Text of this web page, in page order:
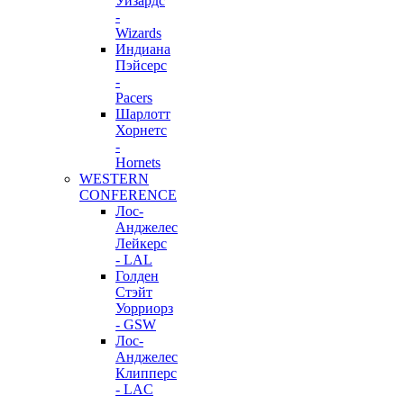
-
Wizards
Индиана
Пэйсерс
-
Pacers
Шарлотт
Хорнетс
-
Hornets
WESTERN
CONFERENCE
Лос-
Анджелес
Лейкерс
- LAL
Голден
Стэйт
Уорриорз
- GSW
Лос-
Анджелес
Клипперс
- LAC